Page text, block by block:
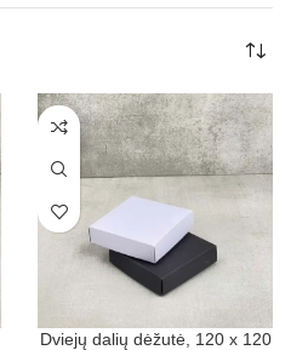
Dviejų dalių dėžutė, 120 x 120